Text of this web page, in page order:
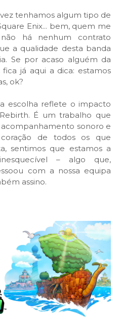
tenhamos algum tipo de
Enix... bem, quem me
há nenhum contrato
a qualidade desta banda
Se por acaso alguém da
já aqui a dica: estamos
ok?
escolha reflete o impacto
É um trabalho que
sonoro e
de todos os que
sentimos que estamos a
– algo que,
com a nossa equipa
assino.